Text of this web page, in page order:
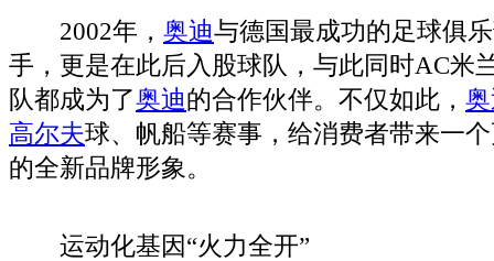
2002年， 奥迪与德国最成功的足球俱
手，更是在此后入股球队，与此同时AC米
队都成为了奥迪的合作伙伴。不仅如此，
高尔夫球、帆船等赛事，给消费者带来一
的全新品牌形象。
运动化基因“火力全开”